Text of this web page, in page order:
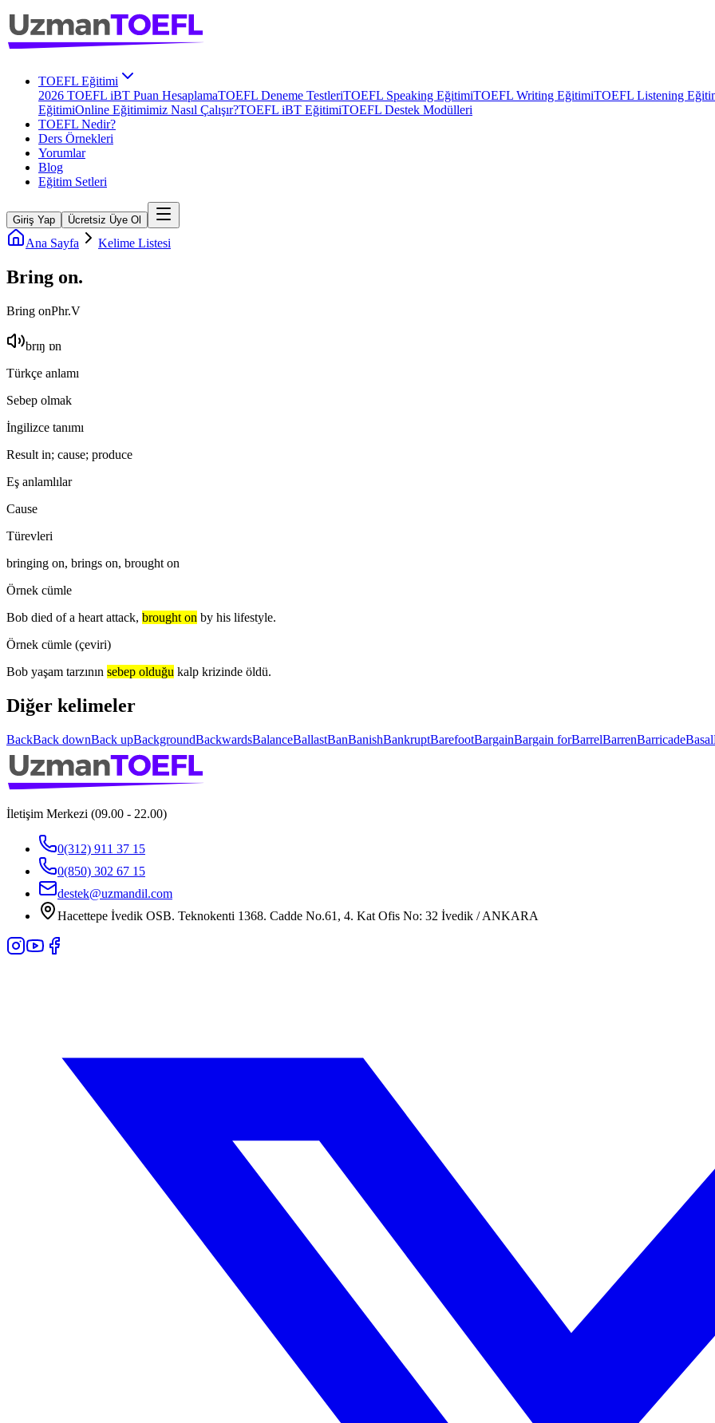
TOEFL Eğitimi
2026 TOEFL iBT Puan HesaplamaTOEFL Deneme TestleriTOEFL Speaking EğitimiTOEFL Writing EğitimiTOEFL Listening
EğitimiOnline Eğitimimiz Nasıl Çalışır?TOEFL iBT EğitimiTOEFL Destek Modülleri
TOEFL Nedir?
Ders Örnekleri
Yorumlar
Blog
Eğitim Setleri
Giriş Yap Ücretsiz Üye Ol
Ana Sayfa Kelime Listesi
Bring on.
Bring onPhr.V
brɪŋ ɒn
Türkçe anlamı
Sebep olmak
İngilizce tanımı
Result in; cause; produce
Eş anlamlılar
Cause
Türevleri
bringing on, brings on, brought on
Örnek cümle
Bob died of a heart attack, brought on by his lifestyle.
Örnek cümle (çeviri)
Bob yaşam tarzının sebep olduğu kalp krizinde öldü.
Diğer kelimeler
BackBack downBack upBackgroundBackwardsBalanceBallastBanBanishBankruptBarefootBargainBargain forBarrelBarrenBarricadeBasal
İletişim Merkezi (09.00 - 22.00)
0(312) 911 37 15
0(850) 302 67 15
destek@uzmandil.com
Hacettepe İvedik OSB. Teknokenti 1368. Cadde No.61, 4. Kat Ofis No: 32 İvedik / ANKARA